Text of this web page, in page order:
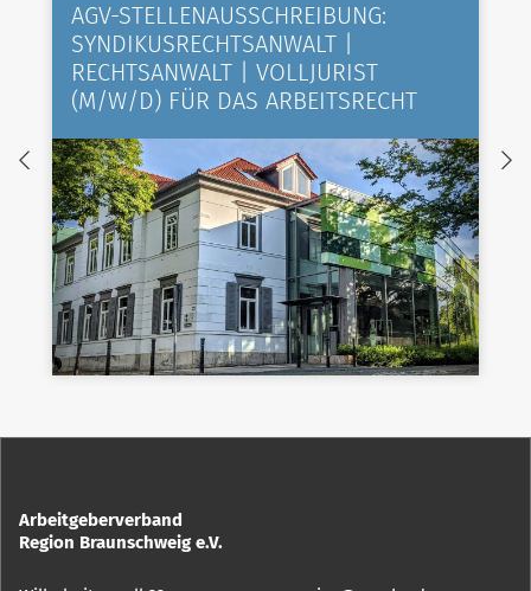
AGV-STELLENAUSSCHREIBUNG:
SYNDIKUSRECHTSANWALT |
RECHTSANWALT | VOLLJURIST
(M/W/D) FÜR DAS ARBEITSRECHT
Arbeitgeberverband
Region Braunschweig e.V.